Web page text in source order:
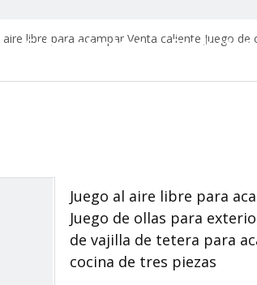
Sobre nosotros Productos
Carpa
Bastones
juego de
aire libre para acampar Venta caliente Juego
Juego al aire libre para
Juego de ollas para
de vajilla de tetera para
cocina de tres piezas